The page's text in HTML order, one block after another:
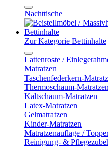
Nachttische
Bettinhalte
Zur Kategorie Bettinhalte
Lattenroste /
Matratzen
Taschenfederkern-
Thermoschaum-Matratzen
Kaltschaum-Matratzen
Latex-Matratzen
Gelmatratzen
Kinder-Matratzen
Matratzenauflage /
Reinigung- &